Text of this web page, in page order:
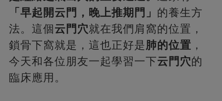
「早起開云門，晚上推期門」 的養生方
法。這個云門穴就在我們肩窩的位置，
鎖骨下窩就是，這也正好是肺的位置 ，
今天和各位朋友一起學習一下云門穴的
臨床應用。